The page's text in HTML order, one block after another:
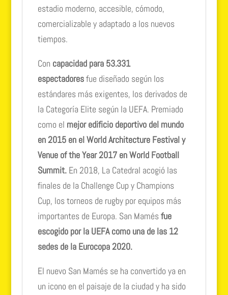
estadio moderno, accesible, cómodo,
comercializable y adaptado a los nuevos
tiempos.
Con capacidad para 53.331
espectadoresfue diseñado según los
estándares más exigentes, los derivados de
la Categoría Elite según la UEFA. Premiado
como el mejor edificio deportivo del mundo
en 2015 en el World Architecture Festival y
Venue of the Year 2017 en World Football
Summit. En 2018, La Catedral acogió las
finales de la Challenge Cup y Champions
Cup, los torneos de rugby por equipos más
importantes de Europa. San Mamésfue
escogido por la UEFA como una de las 12
sedes de la Eurocopa 2020.
El nuevo San Mamés se ha convertido ya en
un icono en el paisaje de la ciudad y ha sido